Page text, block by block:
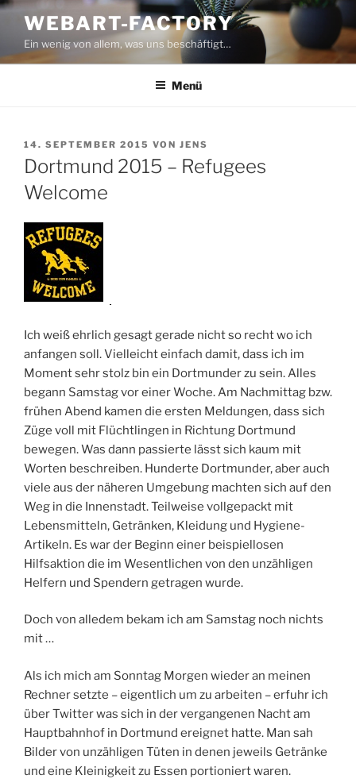
Zum
Inhalt
springen
WEBART-FACTORY
Ein wenig von allem, was uns beschäftigt…
Menü
VERÖFFENTLICHT
AM
14. SEPTEMBER 2015 VON JENS
Dortmund 2015 – Refugees
Welcome
Ich weiß ehrlich gesagt gerade nicht so recht wo ich
anfangen soll. Vielleicht einfach damit, dass ich im
Moment sehr stolz bin ein Dortmunder zu sein. Alles
begann Samstag vor einer Woche. Am Nachmittag bzw.
frühen Abend kamen die ersten Meldungen, dass sich
Züge voll mit Flüchtlingen in Richtung Dortmund
bewegen. Was dann passierte lässt sich kaum mit
Worten beschreiben. Hunderte Dortmunder, aber auch
viele aus der näheren Umgebung machten sich auf den
Weg in die Innenstadt. Teilweise vollgepackt mit
Lebensmitteln, Getränken, Kleidung und Hygiene-
Artikeln. Es war der Beginn einer beispiellosen
Hilfsaktion die im Wesentlichen von den unzähligen
Helfern und Spendern getragen wurde.
Doch von alledem bekam ich am Samstag noch nichts
mit …
Als ich mich am Sonntag Morgen wieder an meinen
Rechner setzte – eigentlich um zu arbeiten – erfuhr ich
über Twitter was sich in der vergangenen Nacht am
Hauptbahnhof in Dortmund ereignet hatte. Man sah
Bilder von unzähligen Tüten in denen jeweils Getränke
und eine Kleinigkeit zu Essen portioniert waren.